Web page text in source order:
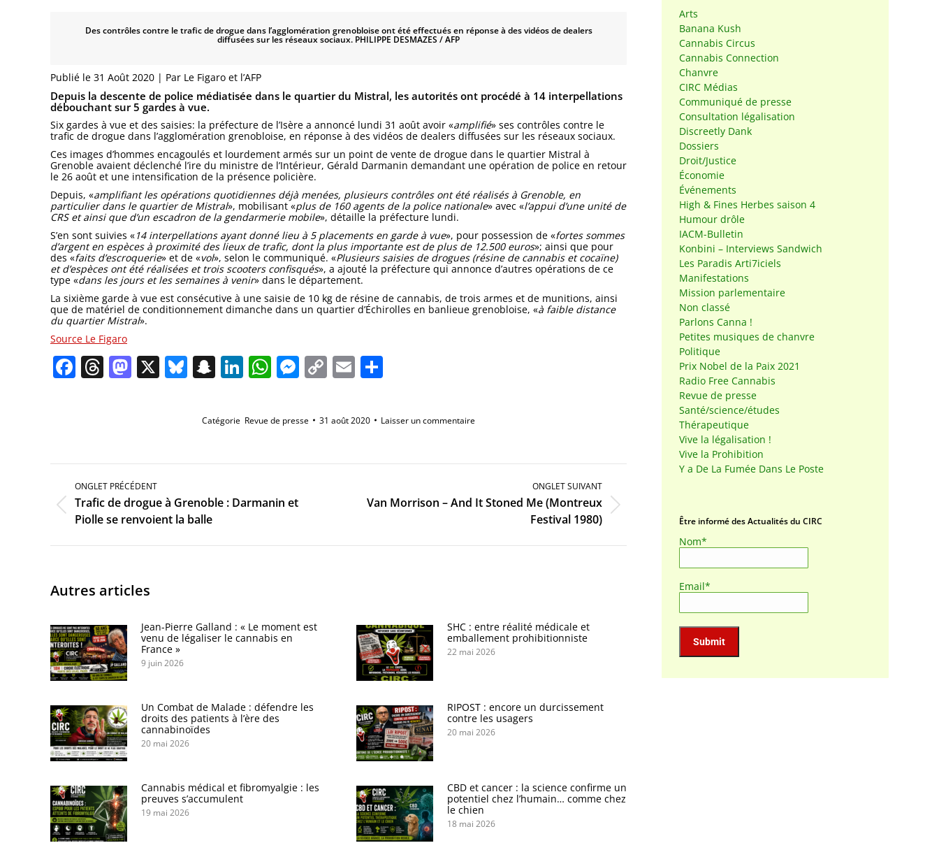
Des contrôles contre le trafic de drogue dans l’agglomération grenobloise ont été effectués en réponse à des vidéos de dealers
diffusées sur les réseaux sociaux. PHILIPPE DESMAZES / AFP
Publié le 31 Août 2020 | Par Le Figaro et l’AFP
Depuis la descente de police médiatisée dans le quartier du Mistral, les autorités ont procédé à 14 interpellations
débouchant sur 5 gardes à vue.
Six gardes à vue et des saisies: la préfecture de l’Isère a annoncé lundi 31 août avoir «amplifié» ses contrôles contre le
trafic de drogue dans l’agglomération grenobloise, en réponse à des vidéos de dealers diffusées sur les réseaux sociaux.
Ces images d’hommes encagoulés et lourdement armés sur un point de vente de drogue dans le quartier Mistral à
Grenoble avaient déclenché l’ire du ministre de l’Intérieur, Gérald Darmanin demandant une opération de police en retour
le 26 août et une intensification de la présence policière.
Depuis, «amplifiant les opérations quotidiennes déjà menées, plusieurs contrôles ont été réalisés à Grenoble, en
particulier dans le quartier de Mistral», mobilisant «plus de 160 agents de la police nationale» avec «l’appui d’une unité de
CRS et ainsi que d’un escadron de la gendarmerie mobile», détaille la préfecture lundi.
S’en sont suivies «14 interpellations ayant donné lieu à 5 placements en garde à vue», pour possession de «fortes sommes
d’argent en espèces à proximité des lieux de trafic, dont la plus importante est de plus de 12.500 euros»; ainsi que pour
des «faits d’escroquerie» et de «vol», selon le communiqué. «Plusieurs saisies de drogues (résine de cannabis et cocaïne)
et d’espèces ont été réalisées et trois scooters confisqués», a ajouté la préfecture qui annonce d’autres opérations de ce
type «dans les jours et les semaines à venir» dans le département.
La sixième garde à vue est consécutive à une saisie de 10 kg de résine de cannabis, de trois armes et de munitions, ainsi
que de matériel de conditionnement dimanche dans un quartier d’Échirolles en banlieue grenobloise, «à faible distance
du quartier Mistral».
Source Le Figaro
Facebook
Threads
Mastodon
X Bluesky
Snapchat
LinkedIn
WhatsApp
Messenger
Copy
Link
Email
Catégorie Revue de presse 31 août 2020 Laisser un commentaire
Navigation
commentaire
ONGLET PRÉCÉDENT
Onglet
précédent
Trafic de drogue à Grenoble : Darmanin et
Piolle se renvoient la balle
ONGLET SUIVANT
Onglet
Van Morrison – And It Stoned Me (Montreux
Festival 1980)
Autres articles
Jean-Pierre Galland : « Le moment est
venu de légaliser le cannabis en
France »
9 juin 2026
SHC : entre réalité médicale et
emballement prohibitionniste
22 mai 2026
Un Combat de Malade : défendre les
droits des patients à l’ère des
cannabinoïdes
20 mai 2026
RIPOST : encore un durcissement
contre les usagers
20 mai 2026
Cannabis médical et fibromyalgie : les
preuves s’accumulent
19 mai 2026
CBD et cancer : la science confirme un
potentiel chez l’humain… comme chez
le chien
18 mai 2026
Arts
Banana Kush
Cannabis Circus
Cannabis Connection
Chanvre
CIRC Médias
Communiqué de presse
Consultation légalisation
Discreetly Dank
Dossiers
Droit/Justice
Économie
Événements
High & Fines Herbes saison 4
Humour drôle
IACM-Bulletin
Konbini – Interviews Sandwich
Les Paradis Arti7iciels
Manifestations
Mission parlementaire
Non classé
Parlons Canna !
Petites musiques de chanvre
Politique
Prix Nobel de la Paix 2021
Radio Free Cannabis
Revue de presse
Santé/science/études
Thérapeutique
Vive la légalisation !
Vive la Prohibition
Y a De La Fumée Dans Le Poste
Être informé des Actualités du CIRC
Nom*
Email*